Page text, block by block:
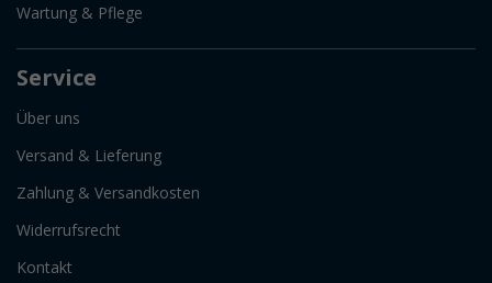
Wartung & Pflege
Service
Über uns
Versand & Lieferung
Zahlung & Versandkosten
Widerrufsrecht
Kontakt